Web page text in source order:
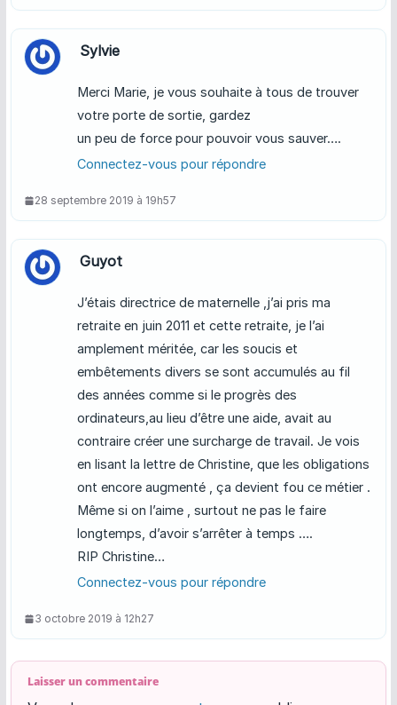
Sylvie
Merci Marie, je vous souhaite à tous de trouver
votre porte de sortie, gardez
un peu de force pour pouvoir vous sauver….
Connectez-vous pour répondre
28 septembre 2019 à 19h57
Guyot
J’étais directrice de maternelle ,j’ai pris ma
retraite en juin 2011 et cette retraite, je l’ai
amplement méritée, car les soucis et
embêtements divers se sont accumulés au fil
des années comme si le progrès des
ordinateurs,au lieu d’être une aide, avait au
contraire créer une surcharge de travail. Je vois
en lisant la lettre de Christine, que les obligations
ont encore augmenté , ça devient fou ce métier .
Même si on l’aime , surtout ne pas le faire
longtemps, d’avoir s’arrêter à temps ….
RIP Christine…
Connectez-vous pour répondre
3 octobre 2019 à 12h27
Laisser un commentaire